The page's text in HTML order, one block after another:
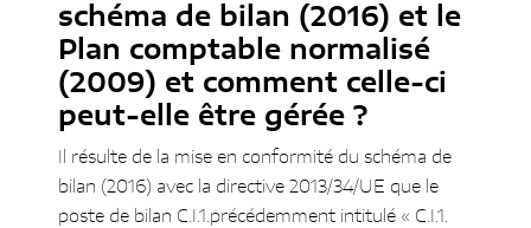
schéma de bilan (2016) et le
Plan comptable normalisé
(2009) et comment celle-ci
peut-elle être gérée ?
Il résulte de la mise en conformité du schéma de
bilan (2016) avec la directive 2013/34/UE que le
poste de bilan C.I.1.précédemment intitulé « C.I.1.